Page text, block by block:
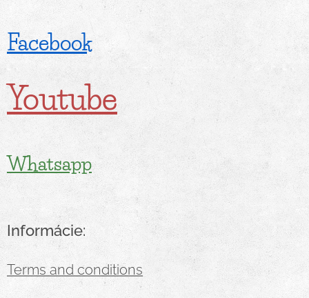
Facebook
Youtube
Whatsapp
Informácie:
Terms and conditions